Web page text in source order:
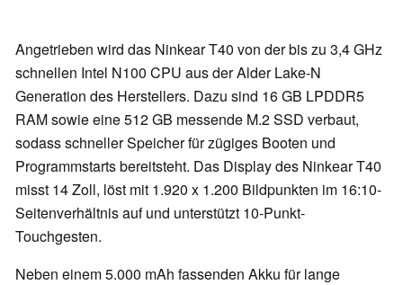
Angetrieben wird das Ninkear T40 von der bis zu 3,4 GHz
schnellen Intel N100 CPU aus der Alder Lake-N
Generation des Herstellers. Dazu sind 16 GB LPDDR5
RAM sowie eine 512 GB messende M.2 SSD verbaut,
sodass schneller Speicher für zügiges Booten und
Programmstarts bereitsteht. Das Display des Ninkear T40
misst 14 Zoll, löst mit 1.920 x 1.200 Bildpunkten im 16:10-
Seitenverhältnis auf und unterstützt 10-Punkt-
Touchgesten.
Neben einem 5.000 mAh fassenden Akku für lange